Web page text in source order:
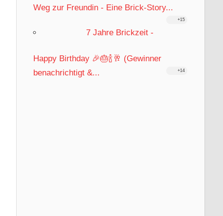
Weg zur Freundin - Eine Brick-Story...
+15
7 Jahre Brickzeit -
Happy Birthday 🎉🎂🍾🥂 (Gewinner
benachrichtigt &...
+14